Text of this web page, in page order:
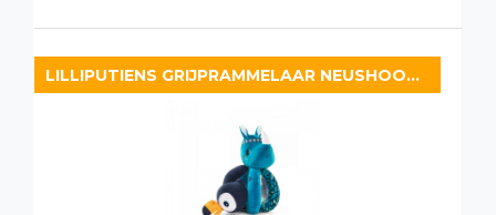
LILLIPUTIENS GRIJPRAMMELAAR NEUSHOORN MARIUS